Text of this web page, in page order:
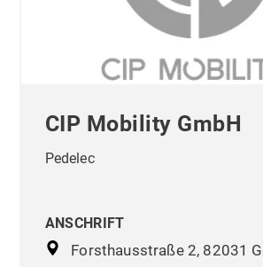
CIP Mobility GmbH
Pedelec
ANSCHRIFT
Forsthausstraße 2, 82031